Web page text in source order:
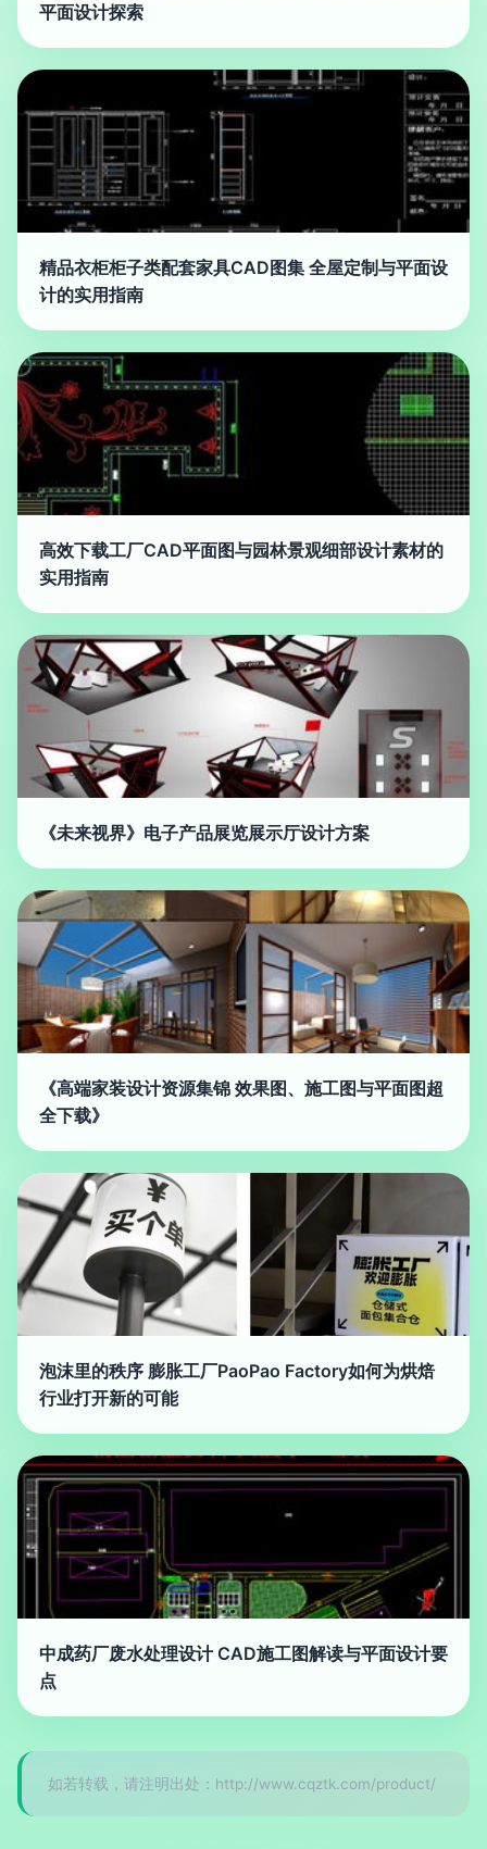
平面设计探索
精品衣柜柜子类配套家具CAD图集 全屋定制与平面设
计的实用指南
高效下载工厂CAD平面图与园林景观细部设计素材的
实用指南
《未来视界》电子产品展览展示厅设计方案
《高端家装设计资源集锦 效果图、施工图与平面图超
全下载》
泡沫里的秩序 膨胀工厂PaoPao Factory如何为烘焙
行业打开新的可能
中成药厂废水处理设计 CAD施工图解读与平面设计要
点
如若转载，请注明出处：http://www.cqztk.com/product/